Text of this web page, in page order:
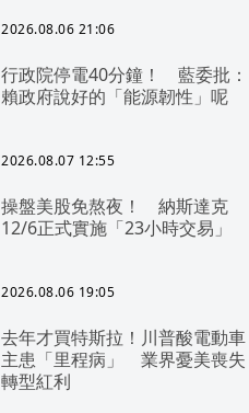
2026.08.06 21:06
行政院停電40分鐘！ 藍委批：
賴政府說好的「能源韌性」呢
2026.08.07 12:55
操盤美股免熬夜！ 納斯達克
12/6正式實施「23小時交易」
2026.08.06 19:05
去年才買特斯拉！川普酸電動車
主患「里程病」 業界憂美喪失
轉型紅利